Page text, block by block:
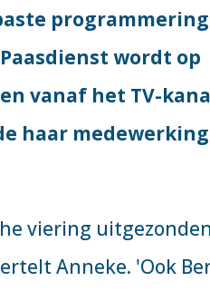
programmering
wordt op
vanaf het TV-
haar medewerking
viering
Anneke. 'Ook